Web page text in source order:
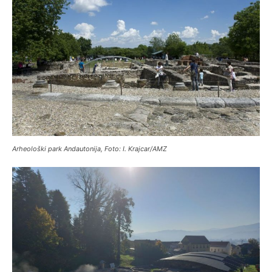
Arheološki park Andautonija, Foto: I. Krajcar/AMZ